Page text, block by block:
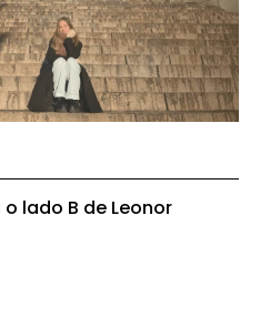
lado B de Leonor